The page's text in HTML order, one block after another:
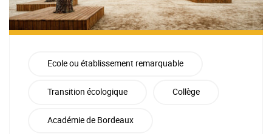
Ecole ou établissement remarquable
Transition écologique Collège
Académie de Bordeaux